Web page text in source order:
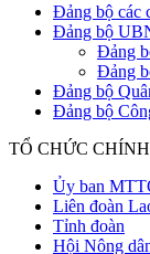
Đảng bộ các
Đảng bộ
Đảng
Đảng
Đảng bộ
Đảng bộ
TỔ CHỨC
Ủy ban
Liên đoàn
Tỉnh đoàn
Hội Nông